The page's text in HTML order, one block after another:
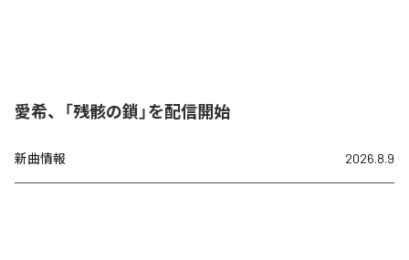
愛希、「残骸の鎖」を配信開始
新曲情報 2026.8.9